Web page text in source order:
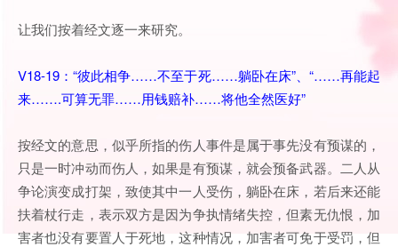
让我们按着经文逐一来研究。
V18-19：“彼此相争……不至于死……躺卧在床”、“……再能起
来…….可算无罪……用钱赔补……将他全然医好”
按经文的意思，似乎所指的伤人事件是属于事先没有预谋的，
只是一时冲动而伤人，如果是有预谋，就会预备武器。二人从
争论演变成打架，致使其中一人受伤，躺卧在床，若后来还能
扶着杖行走，表示双方是因为争执情绪失控，但素无仇恨，加
害者也没有要置人于死地，这种情况，加害者可免于受罚，但